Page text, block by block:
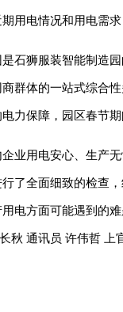
用电情况和用电需
石狮服装智能制造
群体的一站式综合
力保障，园区春节
业用电安心、生产
了全面细致的检查
电方面可能遇到的
秋 通讯员 许伟哲 上